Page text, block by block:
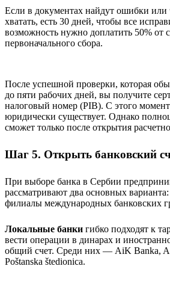
Если в документах найдут ошибки или
хватать, есть 30 дней, чтобы все
возможность нужно доплатить 50% от
первоначального сбора.
После успешной проверки, которая
до пяти рабочих дней, вы получите
налоговый номер (PIB). С этого
юридически существует. Однако
сможет только после открытия
Шаг 5. Открыть банковский
При выборе банка в Сербии
рассматривают два основных
филиалы международных банковских
Локальные банки гибко подходят к
вести операции в динарах и
общий счет. Среди них — AiK Banka,
Poštanska štedionica.